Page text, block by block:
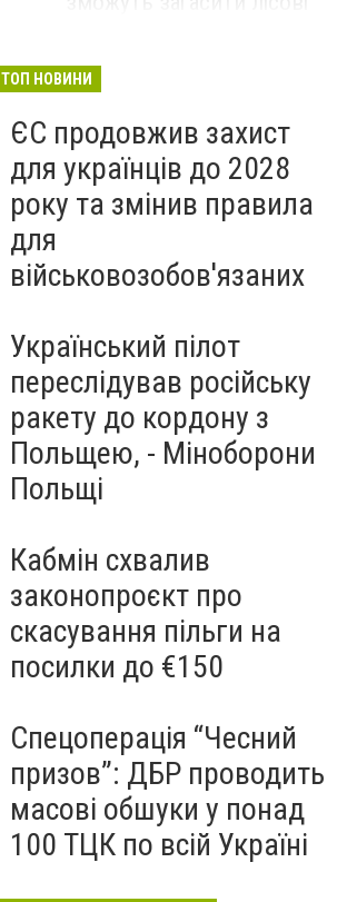
ТОП НОВИНИ
ЄС продовжив захист
для українців до 2028
року та змінив правила
для
військовозобов'язаних
Український пілот
переслідував російську
ракету до кордону з
Польщею, - Міноборони
Польщі
Кабмін схвалив
законопроєкт про
скасування пільги на
посилки до €150
Спецоперація “Чесний
призов”: ДБР проводить
масові обшуки у понад
100 ТЦК по всій Україні